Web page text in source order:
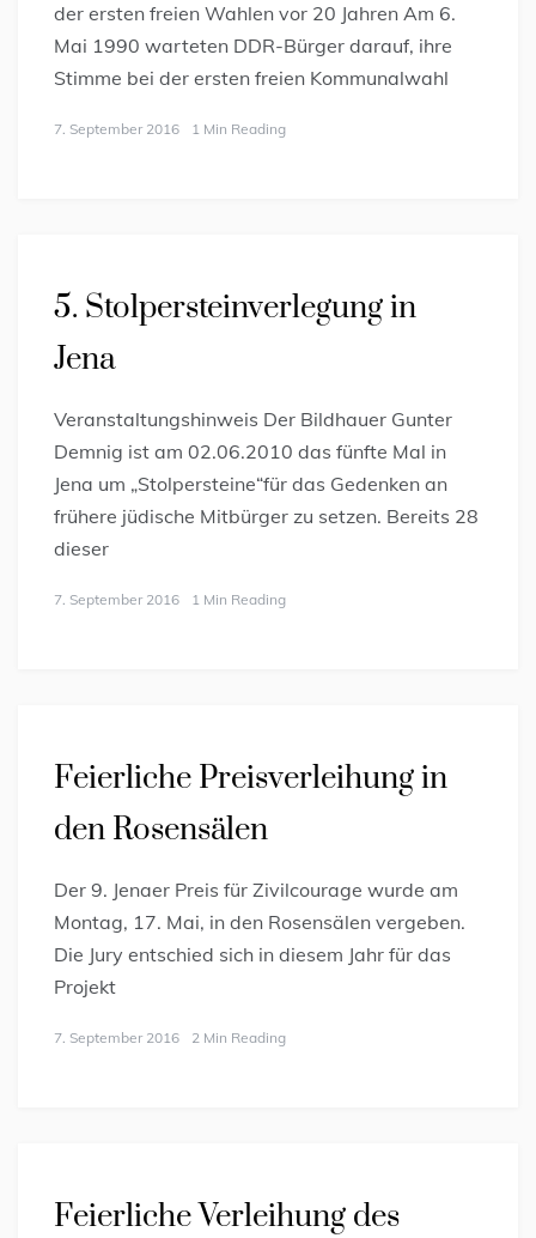
der ersten freien Wahlen vor 20 Jahren Am 6.
Mai 1990 warteten DDR-Bürger darauf, ihre
Stimme bei der ersten freien Kommunalwahl
7. September 2016 1 Min Reading
5. Stolpersteinverlegung in
Jena
Veranstaltungshinweis Der Bildhauer Gunter
Demnig ist am 02.06.2010 das fünfte Mal in
Jena um „Stolpersteine“für das Gedenken an
frühere jüdische Mitbürger zu setzen. Bereits 28
dieser
7. September 2016 1 Min Reading
Feierliche Preisverleihung in
den Rosensälen
Der 9. Jenaer Preis für Zivilcourage wurde am
Montag, 17. Mai, in den Rosensälen vergeben.
Die Jury entschied sich in diesem Jahr für das
Projekt
7. September 2016 2 Min Reading
Feierliche Verleihung des